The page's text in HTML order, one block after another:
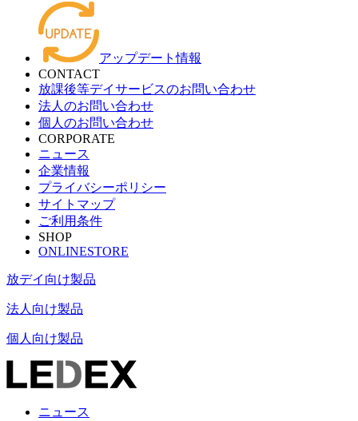
アップデート情報
CONTACT
放課後等デイサービスのお問い合わせ
法人のお問い合わせ
個人のお問い合わせ
CORPORATE
ニュース
企業情報
プライバシーポリシー
サイトマップ
ご利用条件
SHOP
ONLINESTORE
放デイ向け製品
法人向け製品
個人向け製品
ニュース